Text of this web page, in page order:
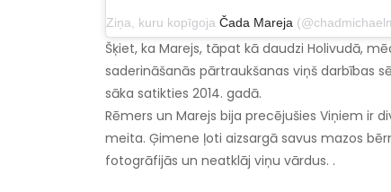
Ziņa, kuru kopīgoja Čada Mareja
Šķiet, ka Marejs, tāpat kā daudzi Holivudā,
saderināšanās pārtraukšanas viņš darbības
sāka satikties 2014. gadā.
Rēmers un Marejs bija precējušies Viņiem ir
meita. Ģimene ļoti aizsargā savus mazos
fotogrāfijās un neatklāj viņu vārdus. .